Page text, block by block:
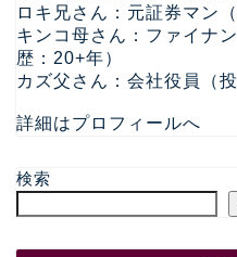
ロキ兄さん：元証券マン
キンコ母さん：ファイナ
歴：20+年）
カズ父さん：会社役員（
詳細はプロフィールへ
検索